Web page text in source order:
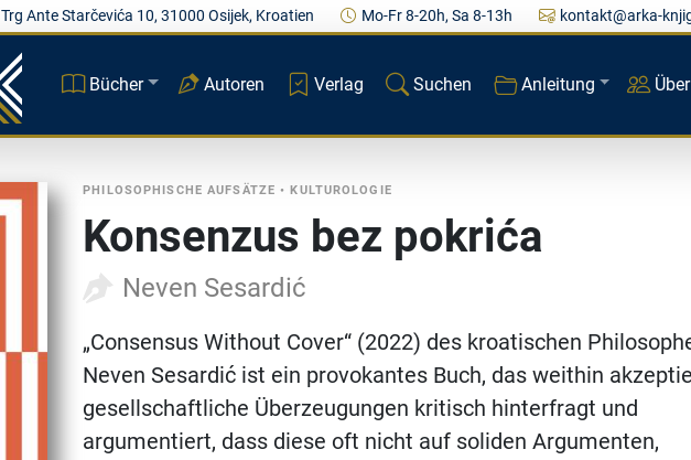
Trg Ante Starčevića 10, 31000 Osijek, Kroatien Mo-Fr 8-20h, Sa 8-13h kontakt@arka-
Bücher Autoren Verlag Suchen Anleitung
PHILOSOPHISCHE AUFSÄTZE •KULTUROLOGIE
Konsenzus bez pokrića
Neven Sesardić
„Consensus Without Cover“ (2022) des kroatischen
Neven Sesardić ist ein provokantes Buch, das weithin
gesellschaftliche Überzeugungen kritisch hinterfragt und
argumentiert, dass diese oft nicht auf soliden Argumenten,